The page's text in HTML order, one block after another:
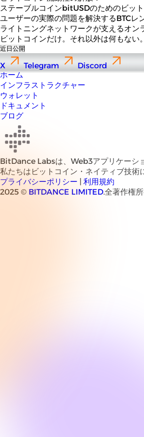
ステーブルコインbitUSDのためのビッ
ユーザーの実際の問題を解決するBTCレ
ライトニングネットワークが支えるオン
ビットコインだけ。それ以外は何もない。
近日公開
X Telegram
Discord
ホーム
インフラストラクチャー
ウォレット
ドキュメント
ブログ
BitDance Labsは、Web3アプリケーシ
私たちはビットコイン・ネイティブ技術
プライバシーポリシー
利用規約
2025 © BITDANCE LIMITED.全著作権所